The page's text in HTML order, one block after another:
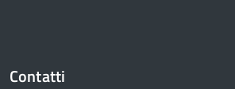
Contatti